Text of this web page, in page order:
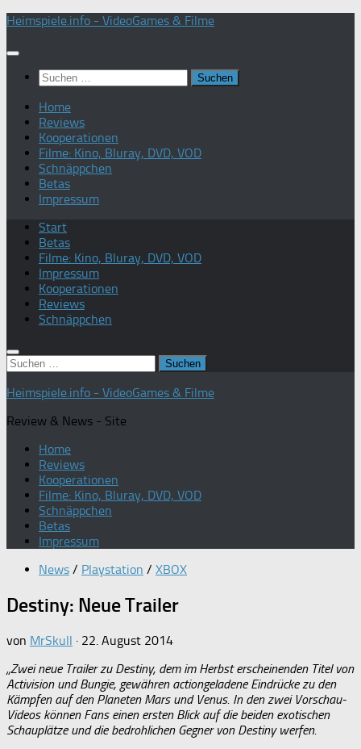
Zum
springen
Heimspiele.info - VideoGames & Filme
Suchen
nach:
Home
Reviews
Kooperationen
Filme: Kino, Bluray, DVD, VOD
Schnäppchen
Betas
Impressum
Start
Betas
Filme: Kino, Bluray, DVD, VOD
Impressum
Kooperationen
Reviews
Schnäppchen
Suchen
nach:
Heimspiele.info - VideoGames & Filme
Review & News - Site
Home
Reviews
Kooperationen
Filme: Kino, Bluray, DVD, VOD
Schnäppchen
Betas
Impressum
News / Playstation / XBOX
Destiny: Neue Trailer
von MrSkull · 22. August 2014
„Zwei neue Trailer zu Destiny, dem im Herbst erscheinenden Titel von
Activision und Bungie, gewähren actiongeladene Eindrücke zu den
Kämpfen auf den Planeten Mars und Venus. In den zwei Vorschau-
Videos können Fans einen ersten Blick auf die beiden exotischen
Schauplätze und die bedrohlichen Gegner von Destiny werfen.